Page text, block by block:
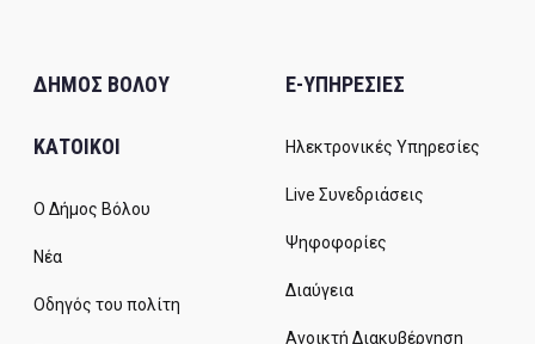
ΔΗΜΟΣ ΒΟΛΟΥ
ΚΑΤΟΙΚΟΙ
Ο Δήμος Βόλου
Νέα
Οδηγός του πολίτη
E-ΥΠΗΡΕΣΙΕΣ
Ηλεκτρονικές Υπηρεσίες
Live Συνεδριάσεις
Ψηφοφορίες
Διαύγεια
Ανοικτή Διακυβέρνηση